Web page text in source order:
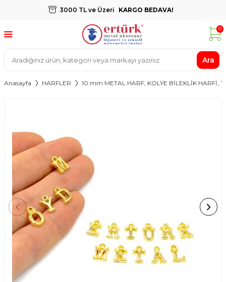
3000 TL ve Üzeri KARGO BEDAVA!
Ara
0
Anasayfa HARFLER 10 mm METAL HARF, KOLYE BİLEKLİK HARFİ,